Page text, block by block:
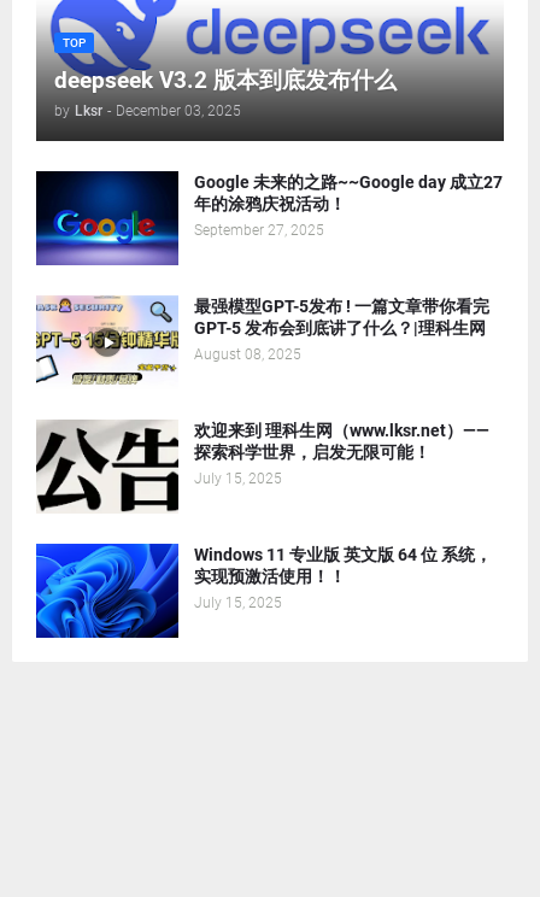
TOP
deepseek V3.2 版本到底发布什么
by Lksr - December 03, 2025
Google 未来的之路~~Google day 成立27
年的涂鸦庆祝活动！
September 27, 2025
最强模型GPT-5发布 ! 一篇文章带你看完
GPT-5 发布会到底讲了什么？|理科生网
August 08, 2025
欢迎来到 理科生网（www.lksr.net）——
探索科学世界，启发无限可能！
July 15, 2025
Windows 11 专业版 英文版 64 位 系统，
实现预激活使用！！
July 15, 2025